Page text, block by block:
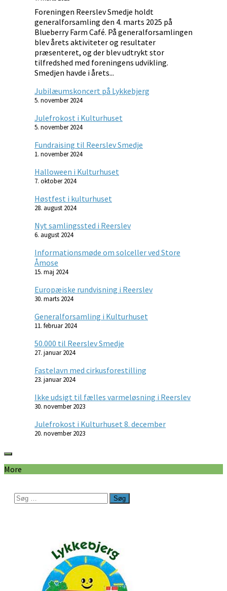
Foreningen Reerslev Smedje holdt
generalforsamling den 4. marts 2025 på
Blueberry Farm Café. På generalforsamlingen
blev årets aktiviteter og resultater
præsenteret, og der blev udtrykt stor
tilfredshed med foreningens udvikling.
Smedjen havde i årets...
Jubilæumskoncert på Lykkebjerg
5. november 2024
Julefrokost i Kulturhuset
5. november 2024
Fundraising til Reerslev Smedje
1. november 2024
Halloween i Kulturhuset
7. oktober 2024
Høstfest i kulturhuset
28. august 2024
Nyt samlingssted i Reerslev
6. august 2024
Informationsmøde om solceller ved Store
Åmose
15. maj 2024
Europæiske rundvisning i Reerslev
30. marts 2024
Generalforsamling i Kulturhuset
11. februar 2024
50.000 til Reerslev Smedje
27. januar 2024
Fastelavn med cirkusforestilling
23. januar 2024
Ikke udsigt til fælles varmeløsning i Reerslev
30. november 2023
Julefrokost i Kulturhuset 8. december
20. november 2023
More
Søg
efter: